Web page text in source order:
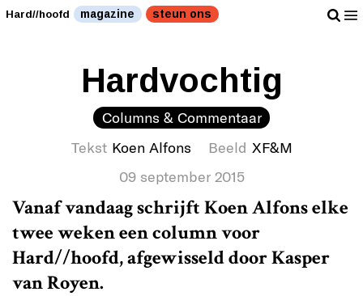
Hard//hoofd magazine steun ons
Hardvochtig
Columns & Commentaar
Tekst Koen Alfons Beeld XF&M
09 september 2015
Vanaf vandaag schrijft Koen Alfons elke
twee weken een column voor
Hard//hoofd, afgewisseld door Kasper
van Royen.